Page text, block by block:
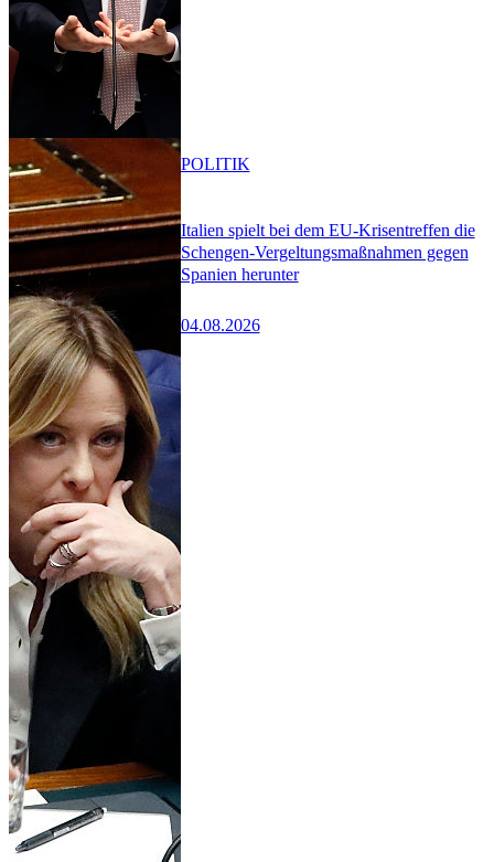
Italien spielt bei dem EU-Krisentreffen die
Schengen-Vergeltungsmaßnahmen gegen
Spanien herunter
04.08.2026
POLITIK